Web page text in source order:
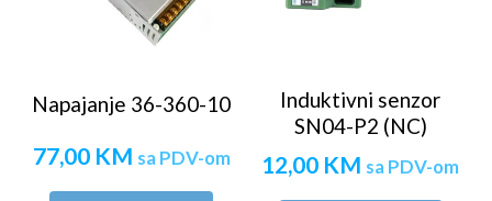
Napajanje 36-360-10
77,00 KM sa PDV-om
Induktivni senzor
SN04-P2 (NC)
12,00 KM sa PDV-om